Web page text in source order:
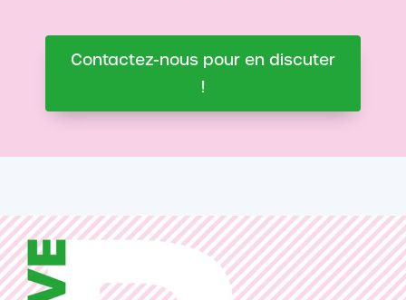
Contactez-nous pour en discuter
!